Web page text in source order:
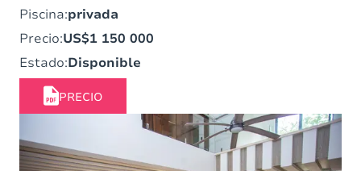
Piscina:privada
Precio:US$1 150 000
Estado:Disponible
PRECIO